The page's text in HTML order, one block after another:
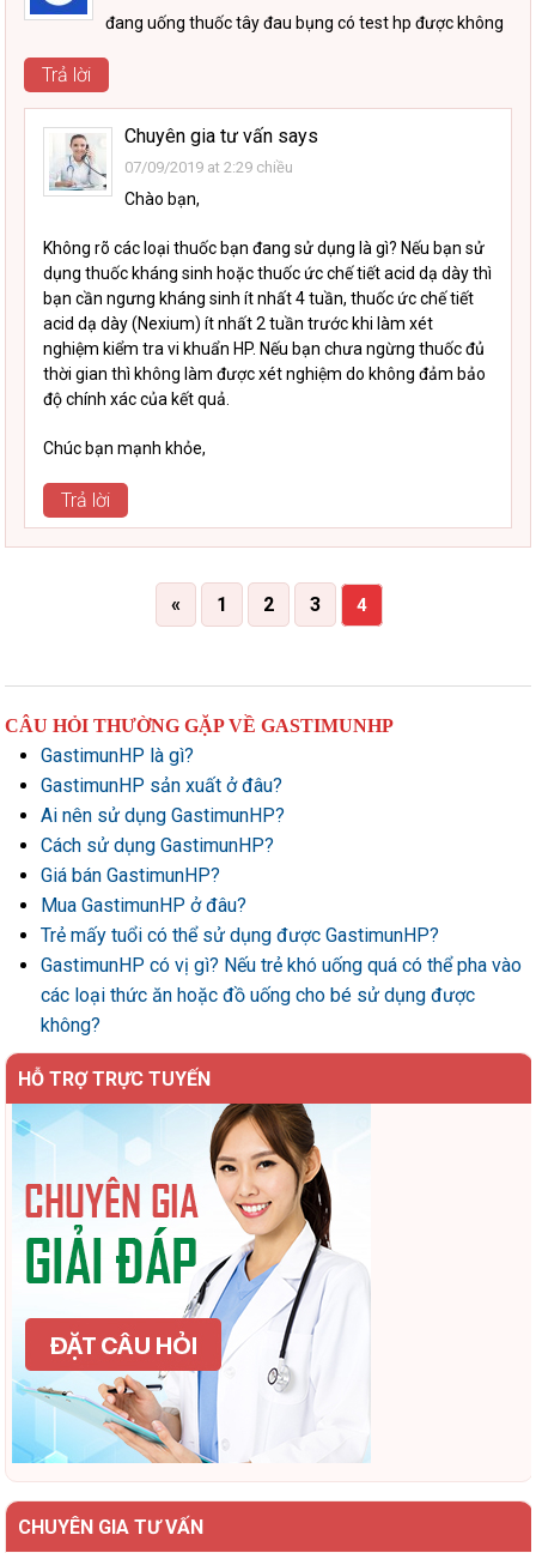
đang uống thuốc tây đau bụng có test hp được không
Trả lời
Chuyên gia tư vấn says
07/09/2019 at 2:29 chiều
Chào bạn,
Không rõ các loại thuốc bạn đang sử dụng là gì? Nếu bạn sử
dụng thuốc kháng sinh hoặc thuốc ức chế tiết acid dạ dày thì
bạn cần ngưng kháng sinh ít nhất 4 tuần, thuốc ức chế tiết
acid dạ dày (Nexium) ít nhất 2 tuần trước khi làm xét
nghiệm kiểm tra vi khuẩn HP. Nếu bạn chưa ngừng thuốc đủ
thời gian thì không làm được xét nghiệm do không đảm bảo
độ chính xác của kết quả.
Chúc bạn mạnh khỏe,
Trả lời
« 1 2 3 4
CÂU HỎI THƯỜNG GẶP VỀ GASTIMUNHP
GastimunHP là gì?
GastimunHP sản xuất ở đâu?
Ai nên sử dụng GastimunHP?
Cách sử dụng GastimunHP?
Giá bán GastimunHP?
Mua GastimunHP ở đâu?
Trẻ mấy tuổi có thể sử dụng được GastimunHP?
GastimunHP có vị gì? Nếu trẻ khó uống quá có thể pha vào
các loại thức ăn hoặc đồ uống cho bé sử dụng được
không?
HỖ TRỢ TRỰC TUYẾN
CHUYÊN GIA TƯ VẤN